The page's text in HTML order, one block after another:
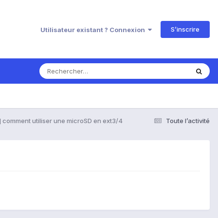
Utilisateur existant ? Connexion S’inscrire
Toute l’activité
comment utiliser une microSD en ext3/4